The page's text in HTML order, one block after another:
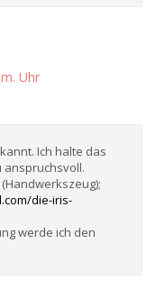
Uhr
Ich halte das
anspruchsvoll.
die-iris-
werde ich den